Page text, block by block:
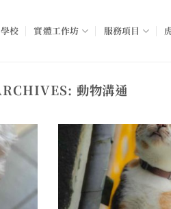
校 實體工作坊 服務項目
動物溝通